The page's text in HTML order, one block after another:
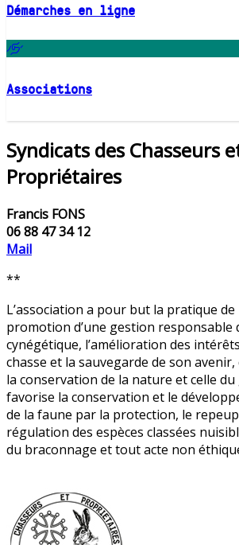
Démarches en ligne
Associations
Syndicats des Chasseurs
Propriétaires
Francis FONS
06 88 47 34 12
Mail
**
L’association a pour but la pratique de
promotion d’une gestion responsable
cynégétique, l’amélioration des
chasse et la sauvegarde de son
la conservation de la nature et celle du
favorise la conservation et le
de la faune par la protection, le
régulation des espèces classées
du braconnage et tout acte non